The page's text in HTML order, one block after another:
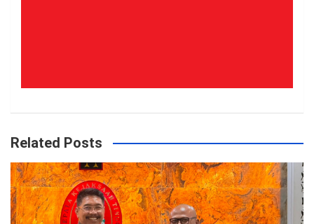
Related Posts